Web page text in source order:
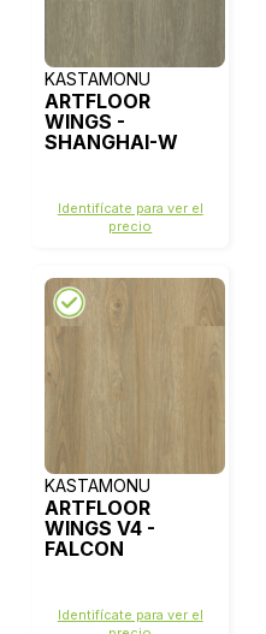
KASTAMONU
ARTFLOOR
WINGS -
SHANGHAI-W
Identifícate para ver el
precio
KASTAMONU
ARTFLOOR
WINGS V4 -
FALCON
Identifícate para ver el